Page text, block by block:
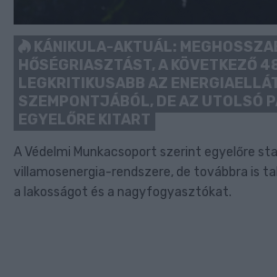
KÁNIKULA-AKTUÁL:
HŐSÉGRIASZTÁST, A KÖVETKEZŐ
LEGKRITIKUSABB AZ
SZEMPONTJÁBÓL, DE AZ UTOLSÓ
EGYELŐRE KITART
A Védelmi Munkacsoport szerint egyelőre
villamosenergia-rendszere, de továbbra is
a lakosságot és a nagyfogyasztókat.